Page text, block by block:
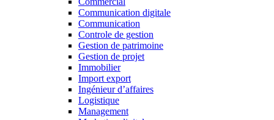
Communication digitale
Communication
Controle de gestion
Gestion de patrimoine
Gestion de projet
Immobilier
Import export
Ingénieur d’affaires
Logistique
Management